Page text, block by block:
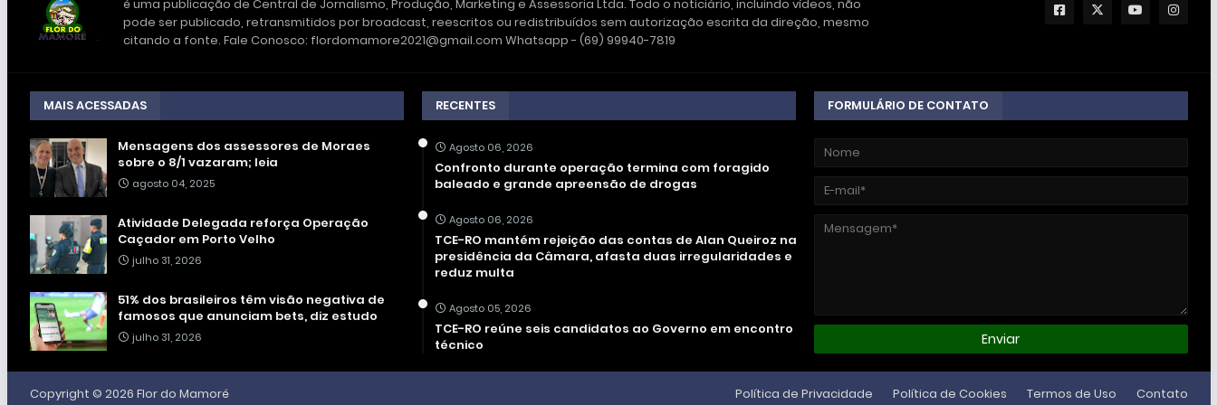
é uma publicação de Central de Jornalismo, Produção, Marketing e Assessoria Ltda. Todo o noticiário, incluindo vídeos, não
pode ser publicado, retransmitidos por broadcast, reescritos ou redistribuídos sem autorização escrita da direção, mesmo
citando a fonte. Fale Conosco: flordomamore2021@gmail.com Whatsapp - (69) 99940-7819
MAIS ACESSADAS
Mensagens dos assessores de Moraes
sobre o 8/1 vazaram; leia
agosto 04, 2025
Atividade Delegada reforça Operação
Caçador em Porto Velho
julho 31, 2026
51% dos brasileiros têm visão negativa de
famosos que anunciam bets, diz estudo
julho 31, 2026
RECENTES
Agosto 06, 2026
Confronto durante operação termina com foragido
baleado e grande apreensão de drogas
Agosto 06, 2026
TCE-RO mantém rejeição das contas de Alan Queiroz na
presidência da Câmara, afasta duas irregularidades e
reduz multa
Agosto 05, 2026
TCE-RO reúne seis candidatos ao Governo em encontro
técnico
FORMULÁRIO DE CONTATO
Copyright © 2026 Flor do Mamoré Política de Privacidade Política de Cookies Termos de Uso Contato